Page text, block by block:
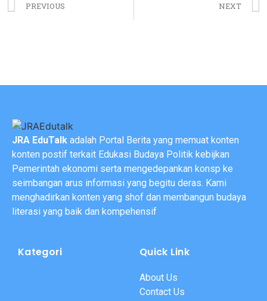
PREVIOUS NEXT
JRA EduTalk adalah Portal Berita yang memuat konten
konten postif terkait Edukasi Budaya Politik kebijkan
Pemerintah ekonomi serta mengedepankan konsp ke
seimbangan arus informasi yang begitu deras. Kami
menghadirkan konten yang shof dan membangun budaya
literasi yang baik dan kompehensif
Kategori Quick Link
About Us
Contact Us